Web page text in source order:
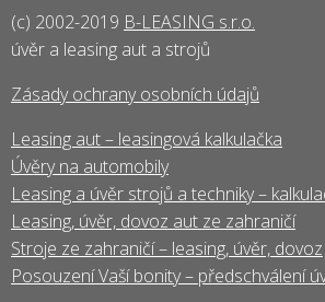
(c) 2002-2019 B-LEASING s.r.o.
úvěr a leasing aut a strojů
Zásady ochrany osobních údajů
Leasing aut – leasingová kalkulačka
Úvěry na automobily
Leasing a úvěr strojů a techniky –
Leasing, úvěr, dovoz aut ze zahraničí
Stroje ze zahraničí – leasing, úvěr, dovoz
Posouzení Vaší bonity – předschválení